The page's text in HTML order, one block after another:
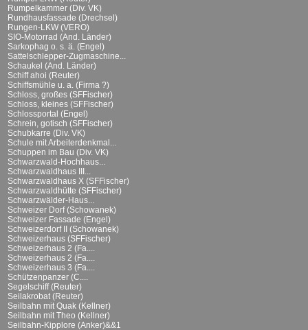
Rumpelkammer (Div. VK)
Rundhausfassade (Drechsel)
Rungen-LKW (VERO)
SIO-Motorrad (And. Länder)
Sarkophag o. s. ä. (Engel)
Sattelschlepper-Zugmaschine...
Schaukel (And. Länder)
Schiff ahoi (Reuter)
Schiffsmühle u. a. (Firma ?)
Schloss, großes (SFFischer)
Schloss, kleines (SFFischer)
Schlossportal (Engel)
Schrein, gotisch (SFFischer)
Schubkarre (Div. VK)
Schule mit Arbeiterdenkmal...
Schuppen im Bau (Div. VK)
Schwarzwald-Hochhaus...
Schwarzwaldhaus III...
Schwarzwaldhaus X (SFFischer)
Schwarzwaldhütte (SFFischer)
Schwarzwälder-Haus...
Schweizer Dorf (Schowanek)
Schweizer Fassade (Engel)
Schweizerdorf II (Schowanek)
Schweizerhaus (SFFischer)
Schweizerhaus 2 (Fa....
Schweizerhaus 2 (Fa....
Schweizerhaus 3 (Fa....
Schützenpanzer (C....
Segelschiff (Reuter)
Seilakrobat (Reuter)
Seilbahn mit Quak (Kellner)
Seilbahn mit Theo (Kellner)
Seilbahn-Kipplore (Anker)&&1